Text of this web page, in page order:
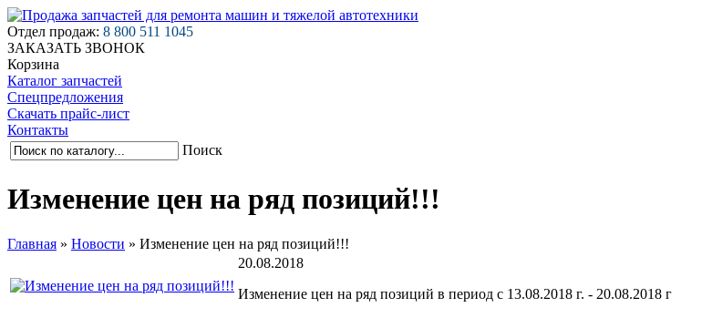
Отдел продаж: 8 800 511 1045
ЗАКАЗАТЬ ЗВОНОК
Корзина
Каталог запчастей
Спецпредложения
Скачать прайс-лист
Контакты
Поиск
Изменение цен на ряд позиций!!!
Главная » Новости » Изменение цен на ряд позиций!!!
20.08.2018
Изменение цен на ряд позиций в период с 13.08.2018 г. - 20.08.2018 г